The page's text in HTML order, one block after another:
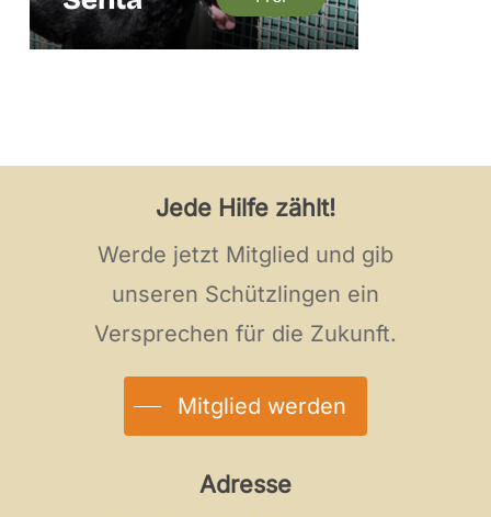
Jede Hilfe zählt!
Werde jetzt Mitglied und gib
unseren Schützlingen ein
Versprechen für die Zukunft.
Mitglied werden
Adresse